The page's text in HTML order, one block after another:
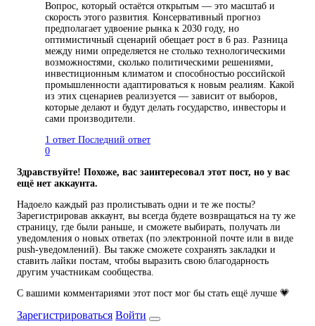
Вопрос, который остаётся открытым — это масштаб и
скорость этого развития. Консервативный прогноз
предполагает удвоение рынка к 2030 году, но
оптимистичный сценарий обещает рост в 6 раз. Разница
между ними определяется не столько технологическими
возможностями, сколько политическими решениями,
инвестиционным климатом и способностью российской
промышленности адаптироваться к новым реалиям. Какой
из этих сценариев реализуется — зависит от выборов,
которые делают и будут делать государство, инвесторы и
сами производители.
1 ответ Последний ответ
0
Здравствуйте! Похоже, вас заинтересовал этот пост, но у вас
ещё нет аккаунта.
Надоело каждый раз пролистывать одни и те же посты?
Зарегистрировав аккаунт, вы всегда будете возвращаться на ту же
страницу, где были раньше, и сможете выбирать, получать ли
уведомления о новых ответах (по электронной почте или в виде
push-уведомлений). Вы также сможете сохранять закладки и
ставить лайки постам, чтобы выразить свою благодарность
другим участникам сообщества.
С вашими комментариями этот пост мог бы стать ещё лучше 💗
Зарегистрироваться Войти